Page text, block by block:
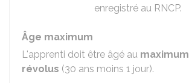
enregistré au RNCP.
Âge maximum
L'apprenti doit être âgé au maximum
révolus (30 ans moins 1 jour).